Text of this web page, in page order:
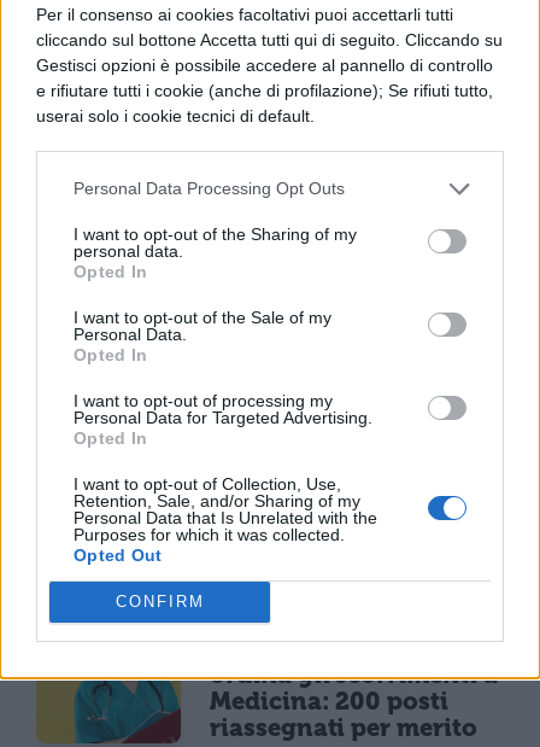
Per il consenso ai cookies facoltativi puoi accettarli tutti
cliccando sul bottone Accetta tutti qui di seguito. Cliccando su
Gestisci opzioni è possibile accedere al pannello di controllo
e rifiutare tutti i cookie (anche di profilazione); Se rifiuti tutto,
userai solo i cookie tecnici di default.
Personal Data Processing Opt Outs
I want to opt-out of the Sharing of my
personal data.
Opted In
I want to opt-out of the Sale of my
Personal Data.
Opted In
I want to opt-out of processing my
Personal Data for Targeted Advertising.
Opted In
I want to opt-out of Collection, Use,
Retention, Sale, and/or Sharing of my
Personal Data that Is Unrelated with the
Purposes for which it was collected.
Opted Out
CONFIRM
TI POTREBBE INTERESSARE
MATURITÀ
Maturità 2026, il sud
domina con 14.123 lodi
25% per il taglio ai
NEWS SCUOLA E UNIVERSITÀ
Montalcini, 54 vincitori
selezionati: 25,5 milioni
per assunzioni e ricerca
Consiglio di Stato
ordina gli scorrimenti a
Medicina: 200 posti
riassegnati per merito